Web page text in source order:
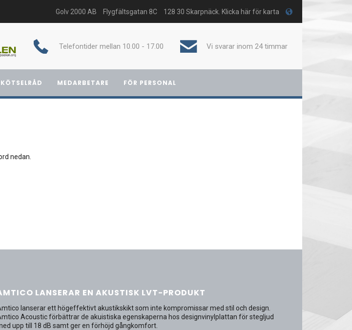
Golv 2000 AB Flygfältsgatan 8C 128 30 Skarpnäck. Klicka här för karta
Telefontider mellan 10.00 - 17.00 Vi svarar inom 24 timmar
MEDARBETARE FÖR PERSONAL
nedan.
LANSERAR EN AKUSTISK LVT-PRODUKT
lanserar ett högeffektivt akustikskikt som inte kompromissar med stil och design.
Acoustic förbättrar de akuistiska egenskaperna hos designvinylplattan för stegljud
upp till 18 dB samt ger en förhöjd gångkomfort.